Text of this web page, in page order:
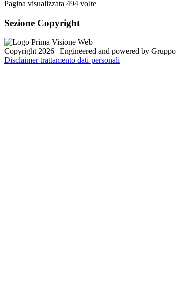
Pagina visualizzata 494 volte
Sezione Copyright
Copyright 2026 | Engineered and powered by
Disclaimer trattamento dati personali